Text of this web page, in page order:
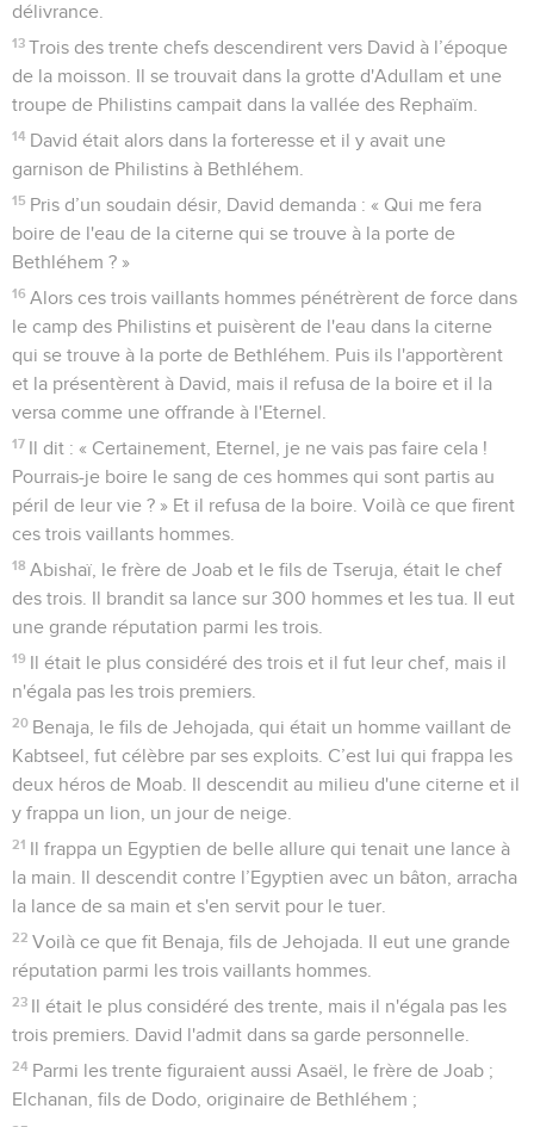
délivrance.
13 Trois des trente chefs descendirent vers David à l’époque
de la moisson. Il se trouvait dans la grotte d'Adullam et une
troupe de Philistins campait dans la vallée des Rephaïm.
14 David était alors dans la forteresse et il y avait une
garnison de Philistins à Bethléhem.
15 Pris d’un soudain désir, David demanda : « Qui me fera
boire de l'eau de la citerne qui se trouve à la porte de
Bethléhem ? »
16 Alors ces trois vaillants hommes pénétrèrent de force dans
le camp des Philistins et puisèrent de l'eau dans la citerne
qui se trouve à la porte de Bethléhem. Puis ils l'apportèrent
et la présentèrent à David, mais il refusa de la boire et il la
versa comme une offrande à l'Eternel.
17 Il dit : « Certainement, Eternel, je ne vais pas faire cela !
Pourrais-je boire le sang de ces hommes qui sont partis au
péril de leur vie ? » Et il refusa de la boire. Voilà ce que firent
ces trois vaillants hommes.
18 Abishaï, le frère de Joab et le fils de Tseruja, était le chef
des trois. Il brandit sa lance sur 300 hommes et les tua. Il eut
une grande réputation parmi les trois.
19 Il était le plus considéré des trois et il fut leur chef, mais il
n'égala pas les trois premiers.
20 Benaja, le fils de Jehojada, qui était un homme vaillant de
Kabtseel, fut célèbre par ses exploits. C’est lui qui frappa les
deux héros de Moab. Il descendit au milieu d'une citerne et il
y frappa un lion, un jour de neige.
21 Il frappa un Egyptien de belle allure qui tenait une lance à
la main. Il descendit contre l’Egyptien avec un bâton, arracha
la lance de sa main et s'en servit pour le tuer.
22 Voilà ce que fit Benaja, fils de Jehojada. Il eut une grande
réputation parmi les trois vaillants hommes.
23 Il était le plus considéré des trente, mais il n'égala pas les
trois premiers. David l'admit dans sa garde personnelle.
24 Parmi les trente figuraient aussi Asaël, le frère de Joab ;
Elchanan, fils de Dodo, originaire de Bethléhem ;